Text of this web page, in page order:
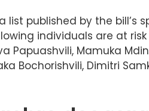
list published by the bill’s
individuals are at
Papuashvili, Mamuka
Bochorishvili, Dimitri